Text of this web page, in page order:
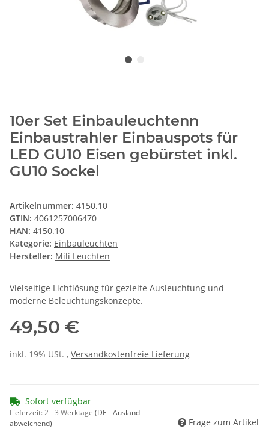
10er Set Einbauleuchtenn
Einbaustrahler Einbauspots für
LED GU10 Eisen gebürstet inkl.
GU10 Sockel
Artikelnummer: 4150.10
GTIN: 4061257006470
HAN: 4150.10
Kategorie: Einbauleuchten
Hersteller: Mili Leuchten
Vielseitige Lichtlösung für gezielte Ausleuchtung und
moderne Beleuchtungskonzepte.
49,50 €
inkl. 19% USt. , Versandkostenfreie Lieferung
Sofort verfügbar
Lieferzeit:2 - 3 Werktage (DE - Ausland
abweichend)
Frage zum Artikel